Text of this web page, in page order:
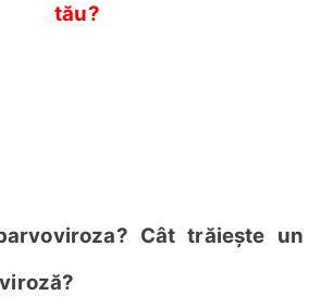
tău?
Cât trăiește un